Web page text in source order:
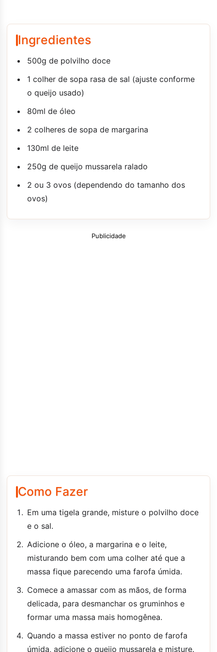
Ingredientes
500g de polvilho doce
1 colher de sopa rasa de sal (ajuste conforme
o queijo usado)
80ml de óleo
2 colheres de sopa de margarina
130ml de leite
250g de queijo mussarela ralado
2 ou 3 ovos (dependendo do tamanho dos
ovos)
Publicidade
Como Fazer
Em uma tigela grande, misture o polvilho doce
e o sal.
Adicione o óleo, a margarina e o leite,
misturando bem com uma colher até que a
massa fique parecendo uma farofa úmida.
Comece a amassar com as mãos, de forma
delicada, para desmanchar os gruminhos e
formar uma massa mais homogênea.
Quando a massa estiver no ponto de farofa
úmida, adicione o queijo mussarela e misture.